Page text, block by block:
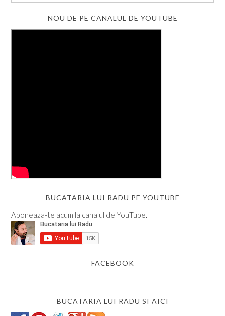
NOU DE PE CANALUL DE YOUTUBE
BUCATARIA LUI RADU PE YOUTUBE
Aboneaza-te acum la canalul de YouTube.
FACEBOOK
BUCATARIA LUI RADU SI AICI